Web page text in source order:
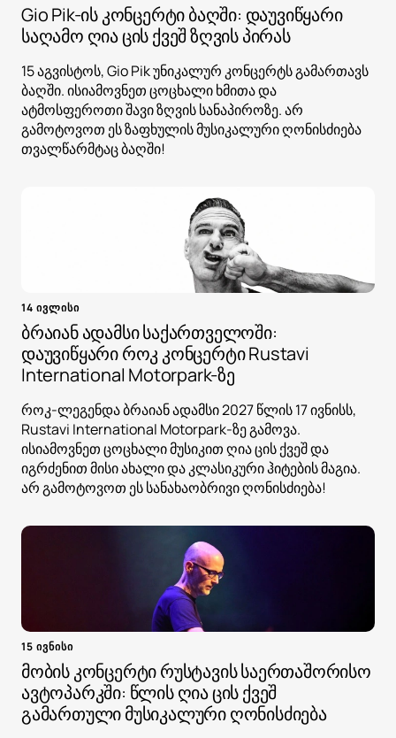
Gio Pik-ის კონცერტი ბაღში: დაუვიწყარი
საღამო ღია ცის ქვეშ ზღვის პირას
15 აგვისტოს, Gio Pik უნიკალურ კონცერტს გამართავს
ბაღში. ისიამოვნეთ ცოცხალი ხმითა და
ატმოსფეროთი შავი ზღვის სანაპიროზე. არ
გამოტოვოთ ეს ზაფხულის მუსიკალური ღონისძიება
თვალწარმტაც ბაღში!
14 ივლისი
ბრაიან ადამსი საქართველოში:
დაუვიწყარი როკ კონცერტი Rustavi
International Motorpark-ზე
როკ-ლეგენდა ბრაიან ადამსი 2027 წლის 17 ივნისს,
Rustavi International Motorpark-ზე გამოვა.
ისიამოვნეთ ცოცხალი მუსიკით ღია ცის ქვეშ და
იგრძენით მისი ახალი და კლასიკური ჰიტების მაგია.
არ გამოტოვოთ ეს სანახაობრივი ღონისძიება!
15 ივნისი
მობის კონცერტი რუსტავის საერთაშორისო
ავტოპარკში: წლის ღია ცის ქვეშ
გამართული მუსიკალური ღონისძიება